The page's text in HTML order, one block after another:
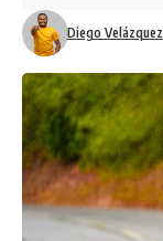
Diego Velázquez